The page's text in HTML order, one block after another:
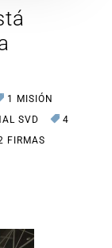
1 MISIÓN
SVD
4
FIRMAS